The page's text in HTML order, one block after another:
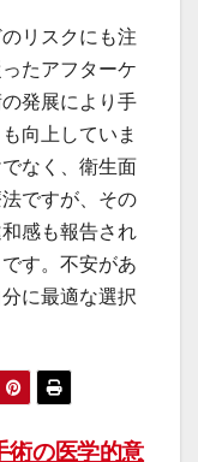
リスクにも注
たアフターケ
発展により手
向上していま
なく、衛生面
ですが、その
感も報告され
す。不安があ
に最適な選択
術の医学的意